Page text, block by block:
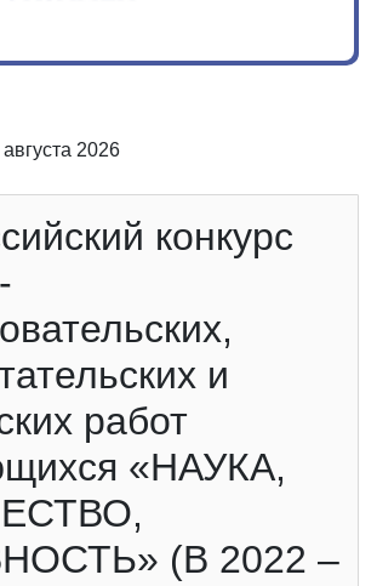
2026
конкурс
и
работ
«НАУКА,
(В 2022 –